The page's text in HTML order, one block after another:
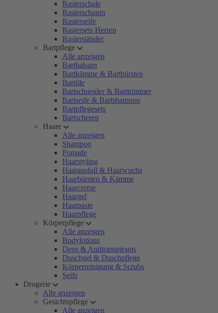
Rasierschale
Rasierschaum
Rasierseife
Rasiersets Herren
Rasierständer
Bartpflege
Alle anzeigen
Bartbalsam
Bartkämme & Bartbürsten
Bartöle
Bartschneider & Barttrimmer
Bartseife & Bartshampoo
Bartpflegesets
Bartscheren
Haare
Alle anzeigen
Shampoo
Pomade
Haarstyling
Haarausfall & Haarwuchs
Haarbürsten & Kämme
Haarcreme
Haargel
Haarpaste
Haarpflege
Körperpflege
Alle anzeigen
Bodylotions
Deos & Antitranspirants
Duschgel & Duschpflege
Körperreinigung & Scrubs
Seife
Drogerie
Alle anzeigen
Gesichtspflege
Alle anzeigen